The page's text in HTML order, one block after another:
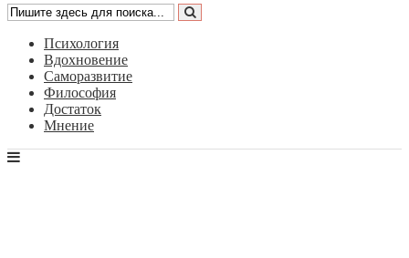
Психология
Вдохновение
Саморазвитие
Философия
Достаток
Мнение